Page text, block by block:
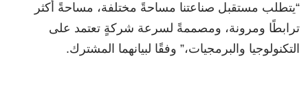
“يتطلب مستقبل صناعتنا مساحةً مختلفة، مساحةً أكثر
ترابطًا ومرونة، ومصممةً لسرعة شركةٍ تعتمد على
التكنولوجيا والبرمجيات،” وفقًا لبيانهما المشترك.